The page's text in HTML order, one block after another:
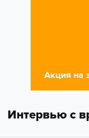
Акция на
Интервью с